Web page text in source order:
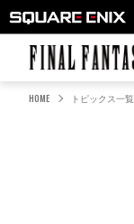
HOME トピックス一覧